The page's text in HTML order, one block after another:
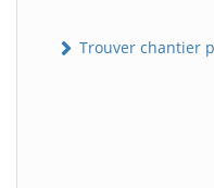
Trouver chantier